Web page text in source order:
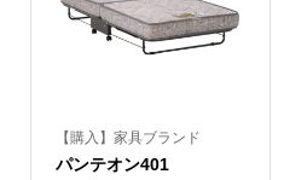
【購入】家具ブランド
パンテオン401